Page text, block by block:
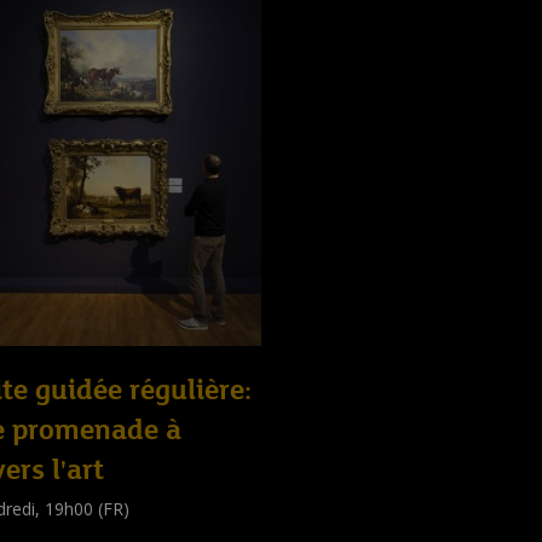
guidée régulière:
promenade à
l'art
19h00 (FR)